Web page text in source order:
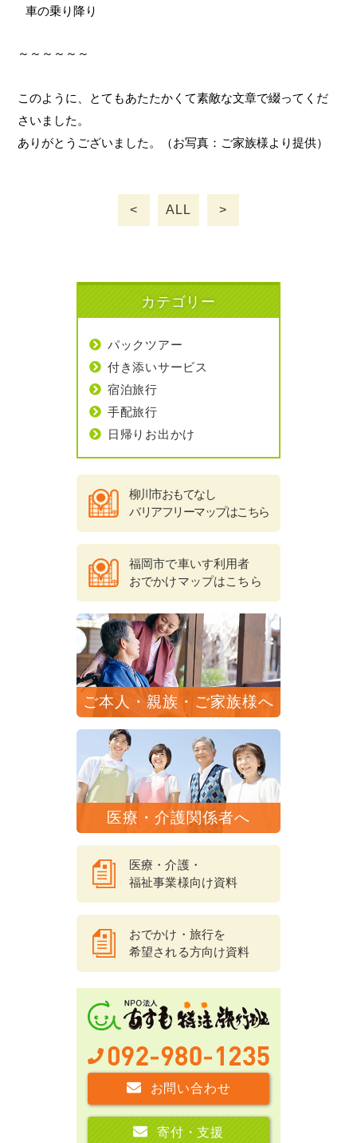
車の乗り降り
～～～～～～
このように、とてもあたたかくて素敵な文章で綴ってくだ
さいました。
ありがとうございました。（お写真：ご家族様より提供）
< ALL >
カテゴリー
パックツアー
付き添いサービス
宿泊旅行
手配旅行
日帰りお出かけ
柳川市おもてなし
バリアフリーマップはこちら
福岡市で車いす利用者
おでかけマップはこちら
ご本人・親族・ご家族様へ
医療・介護関係者へ
医療・介護・
福祉事業様向け資料
おでかけ・旅行を
希望される方向け資料
お問い合わせ
寄付・支援